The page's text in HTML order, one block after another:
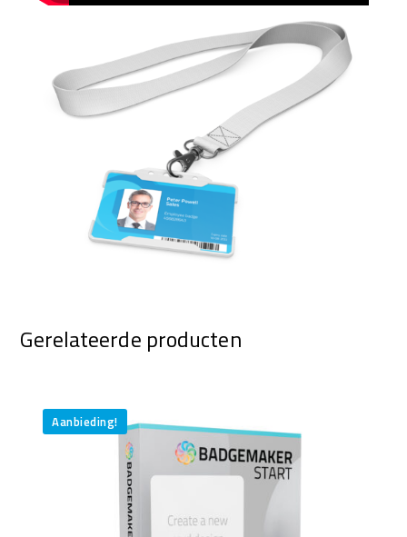
Gerelateerde producten
Aanbieding!